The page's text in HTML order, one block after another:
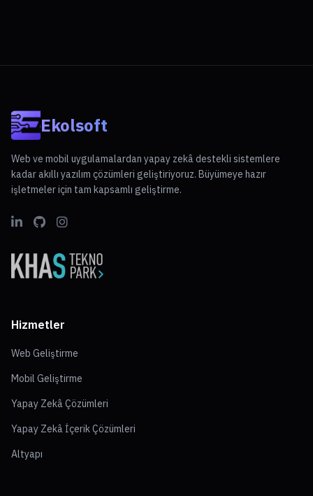
Ekolsoft
Web ve mobil uygulamalardan yapay zekâ destekli sistemlere
kadar akıllı yazılım çözümleri geliştiriyoruz. Büyümeye hazır
işletmeler için tam kapsamlı geliştirme.
Hizmetler
Web Geliştirme
Mobil Geliştirme
Yapay Zekâ Çözümleri
Yapay Zekâ İçerik Çözümleri
Altyapı